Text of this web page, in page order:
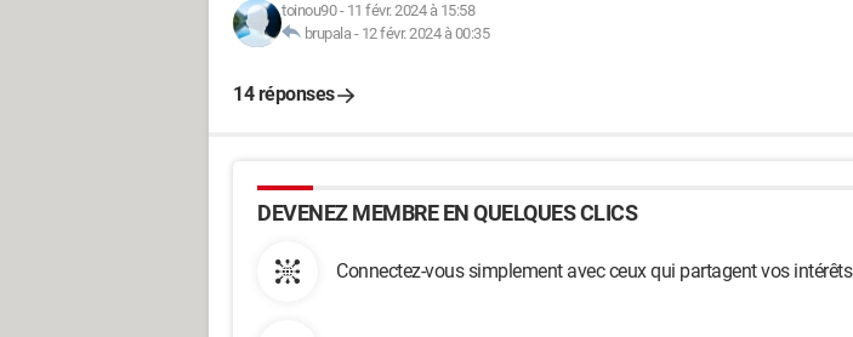
toinou90- 11 févr. 2024 à 15:58
brupala- 12 févr. 2024 à 00:35
14 réponses
DEVENEZ MEMBRE EN QUELQUES CLICS
Connectez-vous simplement avec ceux qui partagent vos intérêts